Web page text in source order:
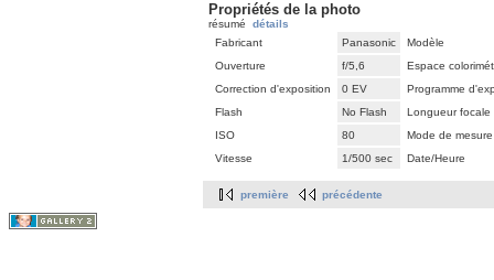
Propriétés de la photo
résumé détails
Fabricant
Panasonic
Modèle
Ouverture
f/5,6
Espace
Correction d'exposition
0 EV
Programme
Flash
No Flash
Longueur focale
ISO
80
Mode de mesure
Vitesse
1/500 sec Date/Heure
première précédente